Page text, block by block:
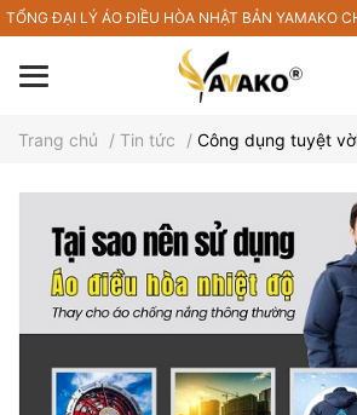
TỔNG ĐẠI LÝ ÁO ĐIỀU HÒA NHẬT BẢN YAMAKO
Trang chủ / Tin tức / Công dụng tuyệt